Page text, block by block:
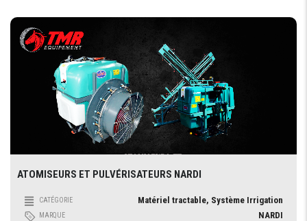
ATOMISEURS ET PULVÉRISATEURS NARDI
CATÉGORIE Matériel tractable, Système Irrigation
MARQUE NARDI